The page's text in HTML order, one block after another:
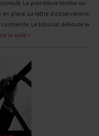
La procédure tombe sur
place. La lettre d'observations.
Le tribunal déboute le
la suite >